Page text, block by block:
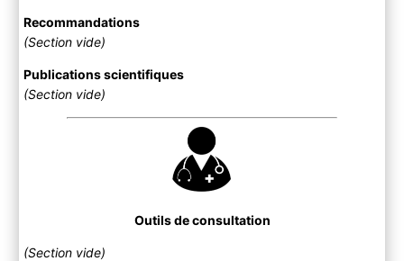
Recommandations
(Section vide)
Publications scientifiques
(Section vide)
Outils de consultation
(Section vide)